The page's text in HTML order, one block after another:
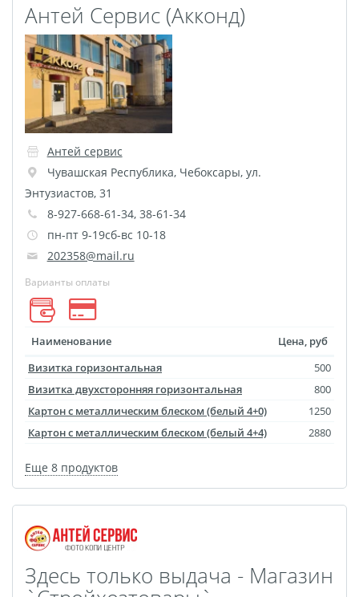
Ритуальная керамика
Полотенце с именем
Обложка для
документов
Брелок Госномер
Кухонные
принадлежности
Фото на стеклянной
рамке
домик
Календари настенные с
блоком
Елочный шарик
(новогод. игрушки)
Календарь карманный
Таблички на
автомобиль
Номер на коляску
Конверты
Пластиковые карты
Антей Сервис (Акконд)
Антей сервис
Чувашская Республика, Чебоксары, ул.
Энтузиастов, 31
8-927-668-61-34, 38-61-34
пн-пт 9-19сб-вс 10-18
202358@mail.ru
Варианты оплаты
Наименование
Цена, руб
Визитка горизонтальная
500
Визитка двухсторонняя горизонтальная
800
Картон с металлическим блеском (белый 4+0)
1250
Картон с металлическим блеском (белый 4+4)
2880
Еще 8 продуктов
Здесь только выдача - Магазин